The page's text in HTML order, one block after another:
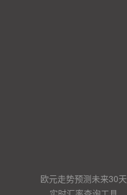
欧元走势预测未来30天